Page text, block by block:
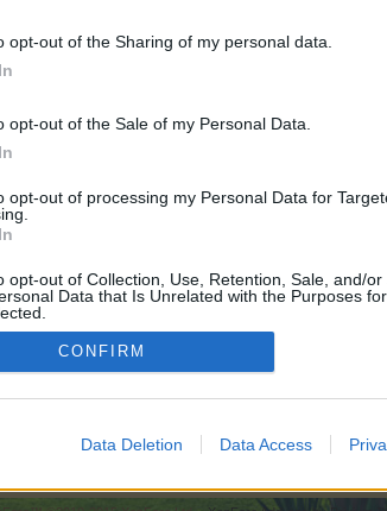
opt-out of the Sharing of my personal data.
opt-out of the Sale of my Personal Data.
opt-out of processing my Personal Data for
opt-out of Collection, Use, Retention, Sale, and/or
Data that Is Unrelated with the Purposes
CONFIRM
Data Deletion Data Access
τροπαίων : 950